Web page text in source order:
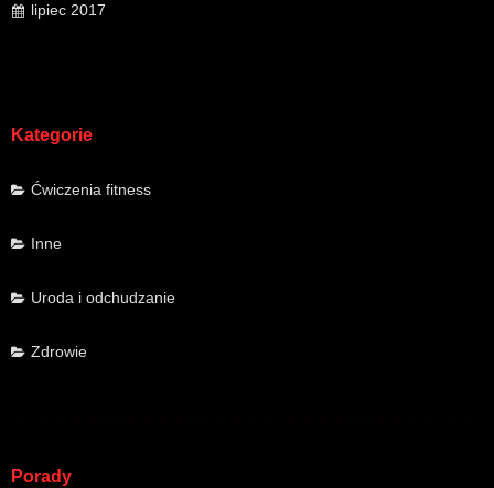
lipiec 2017
Kategorie
Ćwiczenia fitness
Inne
Uroda i odchudzanie
Zdrowie
Porady